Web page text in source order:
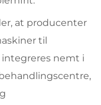
at producenter
til
integreres nemt i